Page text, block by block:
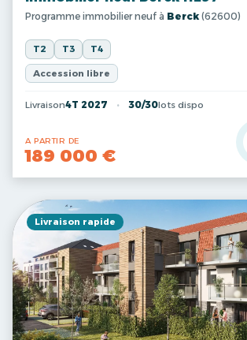
Programme immobilier neuf à Berck (62600)
T2 T3 T4
Accession libre
Livraison4T 2027 30/30lots dispo
A PARTIR DE
189 000 €
Livraison rapide